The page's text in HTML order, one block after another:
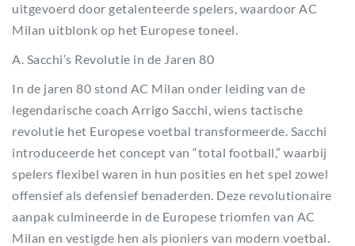
uitgevoerd door getalenteerde spelers, waardoor AC
Milan uitblonk op het Europese toneel.
A. Sacchi’s Revolutie in de Jaren 80
In de jaren 80 stond AC Milan onder leiding van de
legendarische coach Arrigo Sacchi, wiens tactische
revolutie het Europese voetbal transformeerde. Sacchi
introduceerde het concept van “total football,” waarbij
spelers flexibel waren in hun posities en het spel zowel
offensief als defensief benaderden. Deze revolutionaire
aanpak culmineerde in de Europese triomfen van AC
Milan en vestigde hen als pioniers van modern voetbal.